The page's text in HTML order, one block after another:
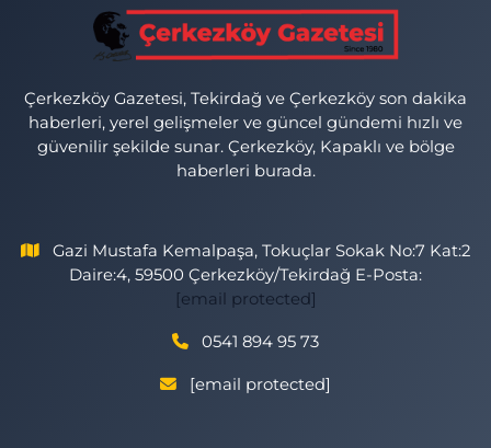
Çerkezköy Gazetesi, Tekirdağ ve Çerkezköy son dakika
haberleri, yerel gelişmeler ve güncel gündemi hızlı ve
güvenilir şekilde sunar. Çerkezköy, Kapaklı ve bölge
haberleri burada.
Gazi Mustafa Kemalpaşa, Tokuçlar Sokak No:7 Kat:2
Daire:4, 59500 Çerkezköy/Tekirdağ E-Posta:
[email protected]
0541 894 95 73
[email protected]